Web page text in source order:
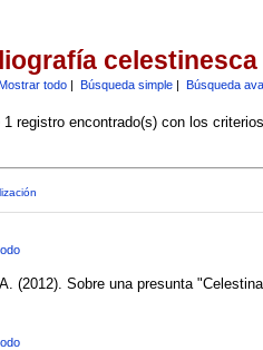
celestinesca
todo| Búsqueda simple| Búsqueda
1 registro encontrado(s) con los
(2012). Sobre una presunta